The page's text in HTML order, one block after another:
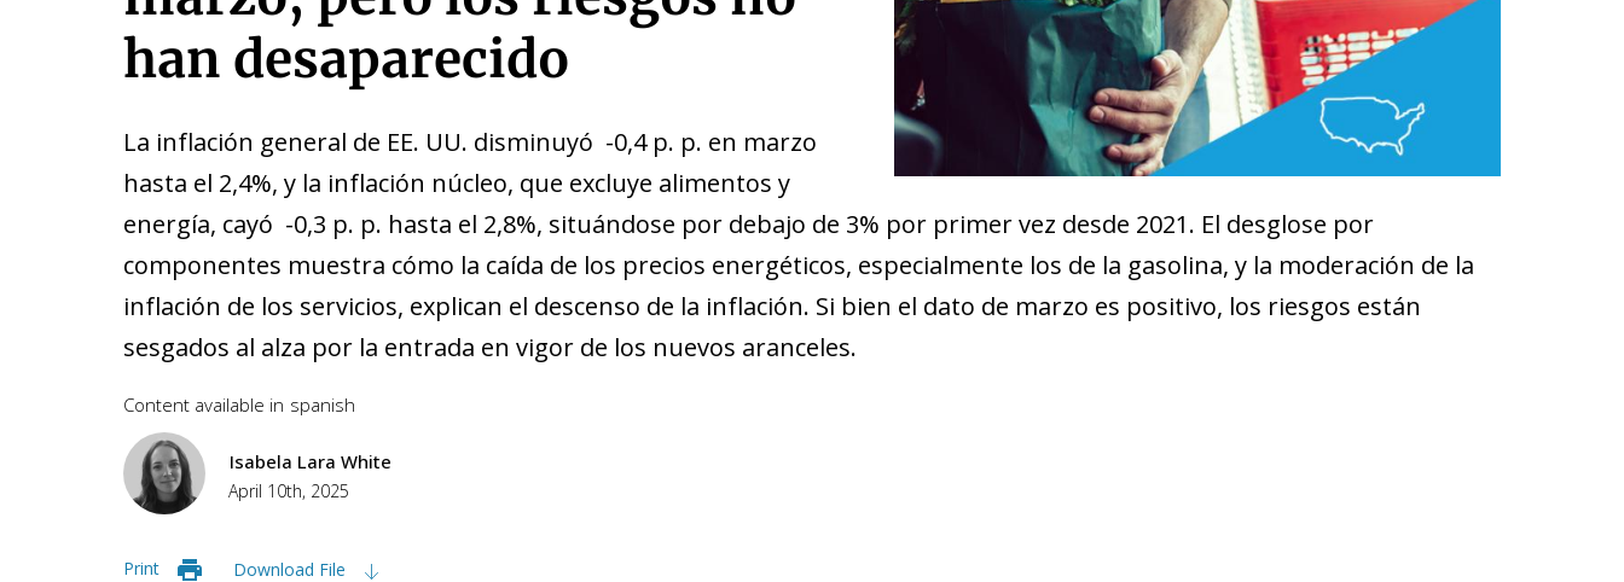
han desaparecido
La inflación general de EE. UU. disminuyó -0,4 p. p. en marzo
hasta el 2,4%, y la inflación núcleo, que excluye alimentos y
energía, cayó -0,3 p. p. hasta el 2,8%, situándose por debajo de 3% por primer vez desde 2021. El desglose por
componentes muestra cómo la caída de los precios energéticos, especialmente los de la gasolina, y la moderación de la
inflación de los servicios, explican el descenso de la inflación. Si bien el dato de marzo es positivo, los riesgos están
sesgados al alza por la entrada en vigor de los nuevos aranceles.
Content available in spanish
Isabela Lara White
April 10th, 2025
Print Download File